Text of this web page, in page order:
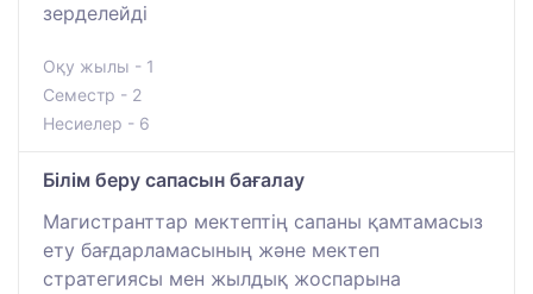
зерделейді
Оқу жылы - 1
Семестр - 2
Несиелер - 6
Білім беру сапасын бағалау
Магистранттар мектептің сапаны қамтамасыз
ету бағдарламасының және мектеп
стратегиясы мен жылдық жоспарына